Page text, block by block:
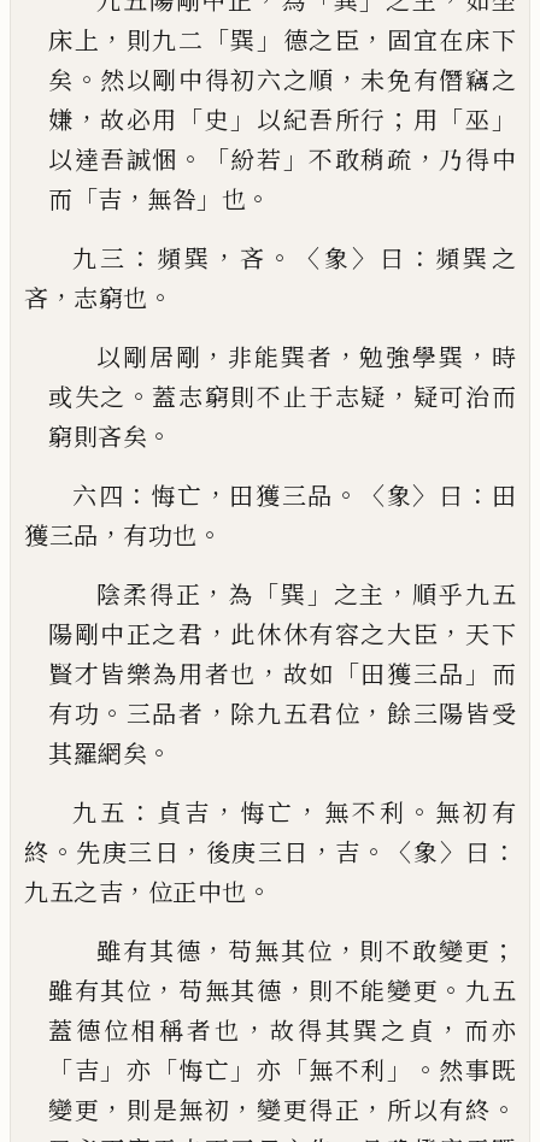
床上 ， 則九二 「巽 」 德之臣 ， 固宜在床下
矣 。 然以剛中得初六之順 ， 未免有僭竊之
嫌 ，故必用 「史 」 以紀吾所行 ； 用 「巫 」
以達吾誠悃 。「紛若 」不敢稍疏 ， 乃得中
而 「吉 ， 無咎 」 也 。
九三 ： 頻巽 ， 吝 。〈 象〉 曰 ： 頻巽之
吝 ， 志窮也 。
以剛居剛 ， 非能巽者 ，勉強學巽 ， 時
或失之 。 蓋志窮則不止于志疑 ， 疑可治而
窮則吝矣 。
六四 ： 悔亡 ， 田獲三品 。〈象〉 曰 ： 田
獲三品 ， 有功也 。
陰柔得正 ， 為 「巽 」 之主 ， 順乎九五
陽剛中正之君 ， 此休休有容之大臣 ， 天下
賢才皆樂為用者也 ， 故如 「田獲三品 」 而
有功 。 三品者 ， 除九五君位 ，餘三陽皆受
其羅網矣 。
九五 ： 貞吉 ， 悔亡 ， 無不利 。 無初有
終 。 先庚三日 ， 後庚三日 ， 吉 。〈象〉 曰 ：
九五之吉 ， 位正中也 。
雖有其德 ， 苟無其位 ， 則不敢變更 ；
雖有其位 ， 苟無其德 ， 則不能變更 。 九五
蓋德位相稱者也 ， 故得其巽之貞 ， 而亦
「吉 」 亦 「悔亡 」 亦 「無不利 」。 然事既
變更 ， 則是無初 ， 變更得正 ， 所以有終 。